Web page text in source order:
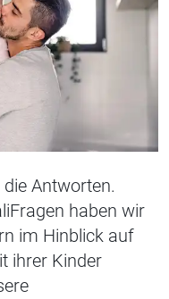
Antworten.
haben wir
im Hinblick auf
ihrer Kinder